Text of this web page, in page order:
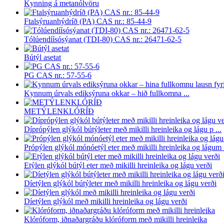
Kynning á metanólvöru
Ftalsýruanhýdríð (PA) CAS nr.: 85-44-9
Tólúendíísósýanat (TDI-80) CAS nr.: 26471-62-5
Bútýl asetat
PG CAS nr.: 57-55-6
Kynnum úrvals ediksýruna okkar – hið fullkomna ...
METÝLENKLÓRÍÐ
Díprópýlen glýkól bútýleter með mikilli hreinleika og lágu p ...
Própýlen glýkól mónóetýl eter með mikilli hreinleika og lágum
Etýlen glýkól bútýl eter með mikilli hreinleika og lágu verði
Díetýlen glýkól bútýleter með mikilli hreinleika og lágu verði
Díetýlen glýkól með mikilli hreinleika og lágu verði
Klóróform, iðnaðargráðu klóróform með mikilli hreinleika